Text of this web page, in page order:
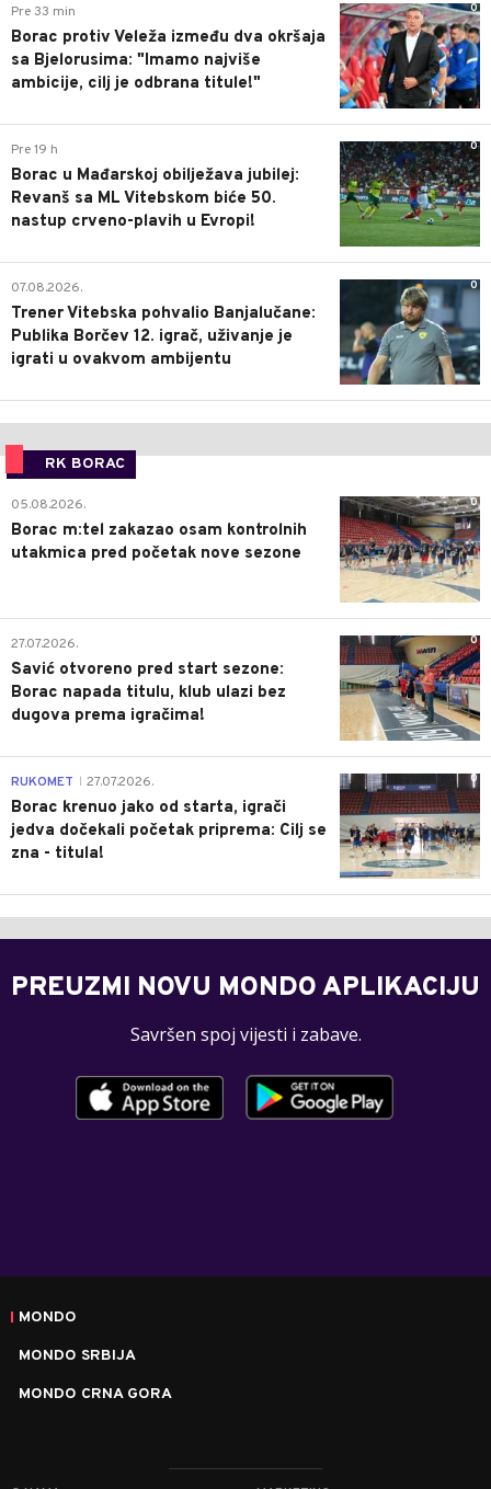
0
Pre 33 min
Borac protiv Veleža između dva okršaja
sa Bjelorusima: "Imamo najviše
ambicije, cilj je odbrana titule!"
0
Pre 19 h
Borac u Mađarskoj obilježava jubilej:
Revanš sa ML Vitebskom biće 50.
nastup crveno-plavih u Evropi!
0
07.08.2026.
Trener Vitebska pohvalio Banjalučane:
Publika Borčev 12. igrač, uživanje je
igrati u ovakvom ambijentu
RK BORAC
0
05.08.2026.
Borac m:tel zakazao osam kontrolnih
utakmica pred početak nove sezone
0
27.07.2026.
Savić otvoreno pred start sezone:
Borac napada titulu, klub ulazi bez
dugova prema igračima!
0
RUKOMET 27.07.2026.
Borac krenuo jako od starta, igrači
jedva dočekali početak priprema: Cilj se
zna - titula!
PREUZMI NOVU MONDO APLIKACIJU
Savršen spoj vijesti i zabave.
MONDO
MONDO SRBIJA
MONDO CRNA GORA